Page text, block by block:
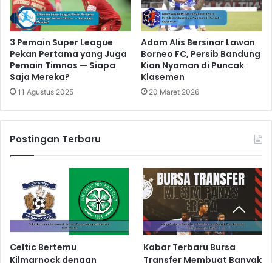
3 Pemain Super League
Pekan Pertama yang Juga
Pemain Timnas — Siapa
Saja Mereka?
11 Agustus 2025
Adam Alis Bersinar Lawan
Borneo FC, Persib Bandung
Kian Nyaman di Puncak
Klasemen
20 Maret 2026
Postingan Terbaru
Celtic Bertemu
Kilmarnock dengan
Kabar Terbaru Bursa
Transfer Membuat Banyak